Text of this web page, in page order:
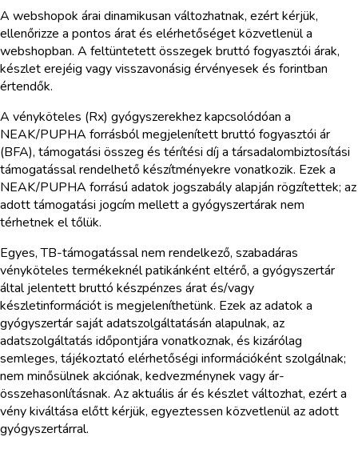
A webshopok árai dinamikusan változhatnak, ezért kérjük,
ellenőrizze a pontos árat és elérhetőséget közvetlenül a
webshopban. A feltüntetett összegek bruttó fogyasztói árak,
készlet erejéig vagy visszavonásig érvényesek és forintban
értendők.
A vényköteles (Rx) gyógyszerekhez kapcsolódóan a
NEAK/PUPHA forrásból megjelenített bruttó fogyasztói ár
(BFA), támogatási összeg és térítési díj a társadalombiztosítási
támogatással rendelhető készítményekre vonatkozik. Ezek a
NEAK/PUPHA forrású adatok jogszabály alapján rögzítettek; az
adott támogatási jogcím mellett a gyógyszertárak nem
térhetnek el tőlük.
Egyes, TB-támogatással nem rendelkező, szabadáras
vényköteles termékeknél patikánként eltérő, a gyógyszertár
által jelentett bruttó készpénzes árat és/vagy
készletinformációt is megjeleníthetünk. Ezek az adatok a
gyógyszertár saját adatszolgáltatásán alapulnak, az
adatszolgáltatás időpontjára vonatkoznak, és kizárólag
semleges, tájékoztató elérhetőségi információként szolgálnak;
nem minősülnek akciónak, kedvezménynek vagy ár-
összehasonlításnak. Az aktuális ár és készlet változhat, ezért a
vény kiváltása előtt kérjük, egyeztessen közvetlenül az adott
gyógyszertárral.